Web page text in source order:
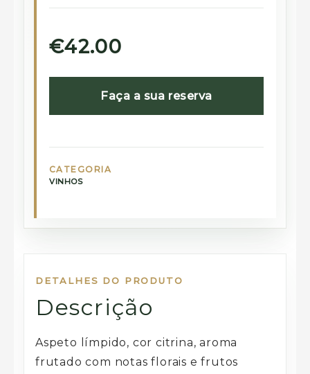
€42.00
Faça a sua reserva
CATEGORIA
VINHOS
DETALHES DO PRODUTO
Descrição
Aspeto límpido, cor citrina, aroma
frutado com notas florais e frutos